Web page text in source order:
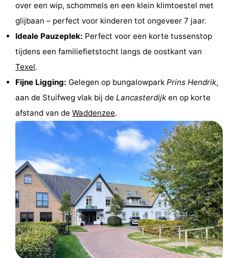
uitkijkpunten
Overnachten
Appartementen
Bosch
-
Holland
en
Zeezicht
Strandhuys
Strandplevier
Bed
breakfasts)
Campings
Hotels
over een wip, schommels en een klein klimtoestel met
glijbaan – perfect voor kinderen tot ongeveer 7 jaar.
Ideale Pauzeplek: Perfect voor een korte tussenstop
tijdens een familiefietstocht langs de oostkant van
Texel.
Fijne Ligging: Gelegen op bungalowpark Prins Hendrik,
aan de Stuifweg vlak bij de Lancasterdijk en op korte
afstand van de Waddenzee.